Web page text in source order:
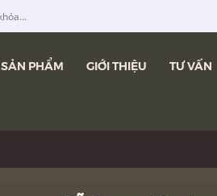
SẢN PHẨM GIỚI THIỆU TƯ VẤN